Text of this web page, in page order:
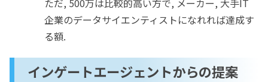
ただ, 500万は比較的高い方で, メーカー, 大手IT
企業のデータサイエンティストになれれば達成す
る額.
インゲートエージェントからの提案